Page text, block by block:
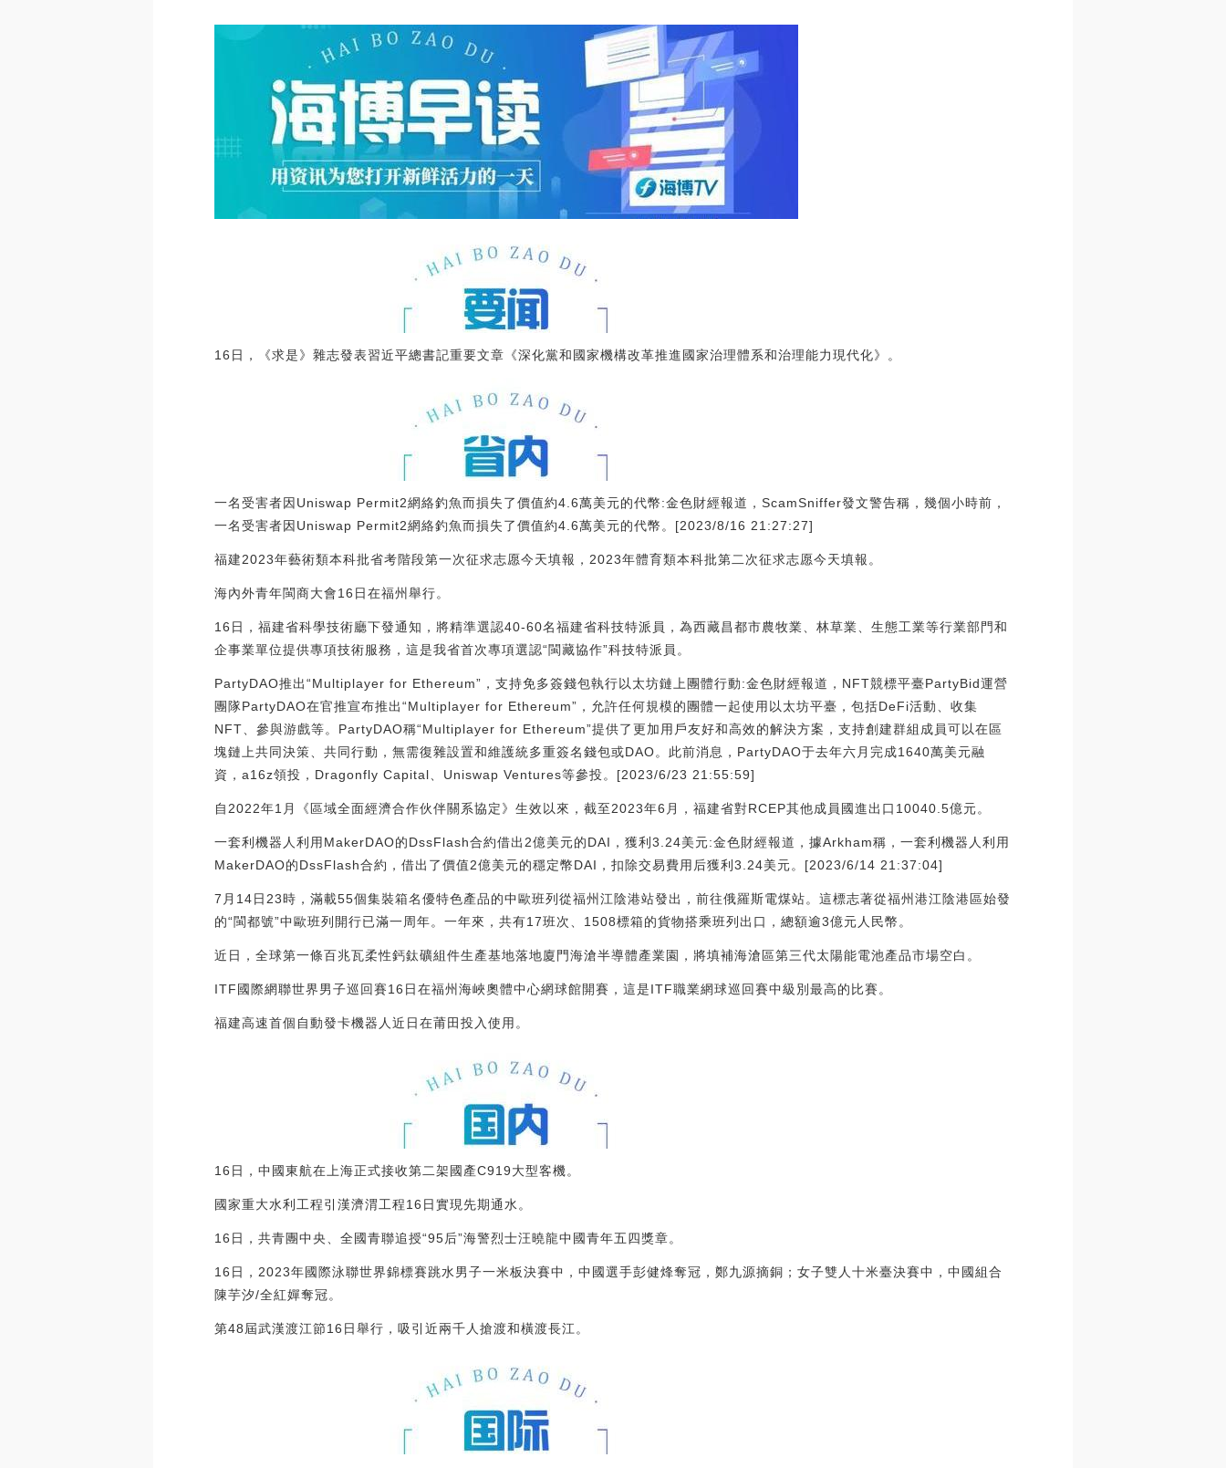
16日，《求是》雜志發表習近平總書記重要文章《深化黨和國家機構改革推進國家治理體系和治理能力現代化》。
一名受害者因Uniswap Permit2網絡釣魚而損失了價值約4.6萬美元的代幣:金色財經報道，ScamSniffer發文警告稱，幾個小時前，
一名受害者因Uniswap Permit2網絡釣魚而損失了價值約4.6萬美元的代幣。[2023/8/16 21:27:27]
福建2023年藝術類本科批省考階段第一次征求志愿今天填報，2023年體育類本科批第二次征求志愿今天填報。
海內外青年閩商大會16日在福州舉行。
16日，福建省科學技術廳下發通知，將精準選認40-60名福建省科技特派員，為西藏昌都市農牧業、林草業、生態工業等行業部門和
企事業單位提供專項技術服務，這是我省首次專項選認“閩藏協作”科技特派員。
PartyDAO推出“Multiplayer for Ethereum”，支持免多簽錢包執行以太坊鏈上團體行動:金色財經報道，NFT競標平臺PartyBid運營
團隊PartyDAO在官推宣布推出“Multiplayer for Ethereum”，允許任何規模的團體一起使用以太坊平臺，包括DeFi活動、收集
NFT、參與游戲等。PartyDAO稱“Multiplayer for Ethereum”提供了更加用戶友好和高效的解決方案，支持創建群組成員可以在區
塊鏈上共同決策、共同行動，無需復雜設置和維護統多重簽名錢包或DAO。此前消息，PartyDAO于去年六月完成1640萬美元融
資，a16z領投，Dragonfly Capital、Uniswap Ventures等參投。[2023/6/23 21:55:59]
自2022年1月《區域全面經濟合作伙伴關系協定》生效以來，截至2023年6月，福建省對RCEP其他成員國進出口10040.5億元。
一套利機器人利用MakerDAO的DssFlash合約借出2億美元的DAI，獲利3.24美元:金色財經報道，據Arkham稱，一套利機器人利用
MakerDAO的DssFlash合約，借出了價值2億美元的穩定幣DAI，扣除交易費用后獲利3.24美元。[2023/6/14 21:37:04]
7月14日23時，滿載55個集裝箱名優特色產品的中歐班列從福州江陰港站發出，前往俄羅斯電煤站。這標志著從福州港江陰港區始發
的“閩都號”中歐班列開行已滿一周年。一年來，共有17班次、1508標箱的貨物搭乘班列出口，總額逾3億元人民幣。
近日，全球第一條百兆瓦柔性鈣鈦礦組件生產基地落地廈門海滄半導體產業園，將填補海滄區第三代太陽能電池產品市場空白。
ITF國際網聯世界男子巡回賽16日在福州海峽奧體中心網球館開賽，這是ITF職業網球巡回賽中級別最高的比賽。
福建高速首個自動發卡機器人近日在莆田投入使用。
16日，中國東航在上海正式接收第二架國產C919大型客機。
國家重大水利工程引漢濟渭工程16日實現先期通水。
16日，共青團中央、全國青聯追授“95后”海警烈士汪曉龍中國青年五四獎章。
16日，2023年國際泳聯世界錦標賽跳水男子一米板決賽中，中國選手彭健烽奪冠，鄭九源摘銅；女子雙人十米臺決賽中，中國組合
陳芋汐/全紅嬋奪冠。
第48屆武漢渡江節16日舉行，吸引近兩千人搶渡和橫渡長江。